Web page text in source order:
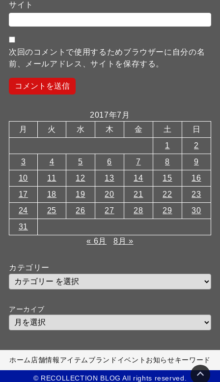
サイト
次回のコメントで使用するためブラウザーに自分の名
前、メールアドレス、サイトを保存する。
2017年7月
月
火 水 木 金 土
日
1
2
3
4 5 6 7 8
9
10
11 12 13 14 15
16
17
18 19 20 21 22
23
24
25 26 27 28 29
30
31
« 6月
8月 »
カテゴリー
アーカイブ
ホーム 店舗情報アイテムブランド イベント お知らせキーワード
© RECOLLECTION BLOG All rights reserved.